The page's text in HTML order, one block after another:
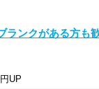
ランクがある方も
UP